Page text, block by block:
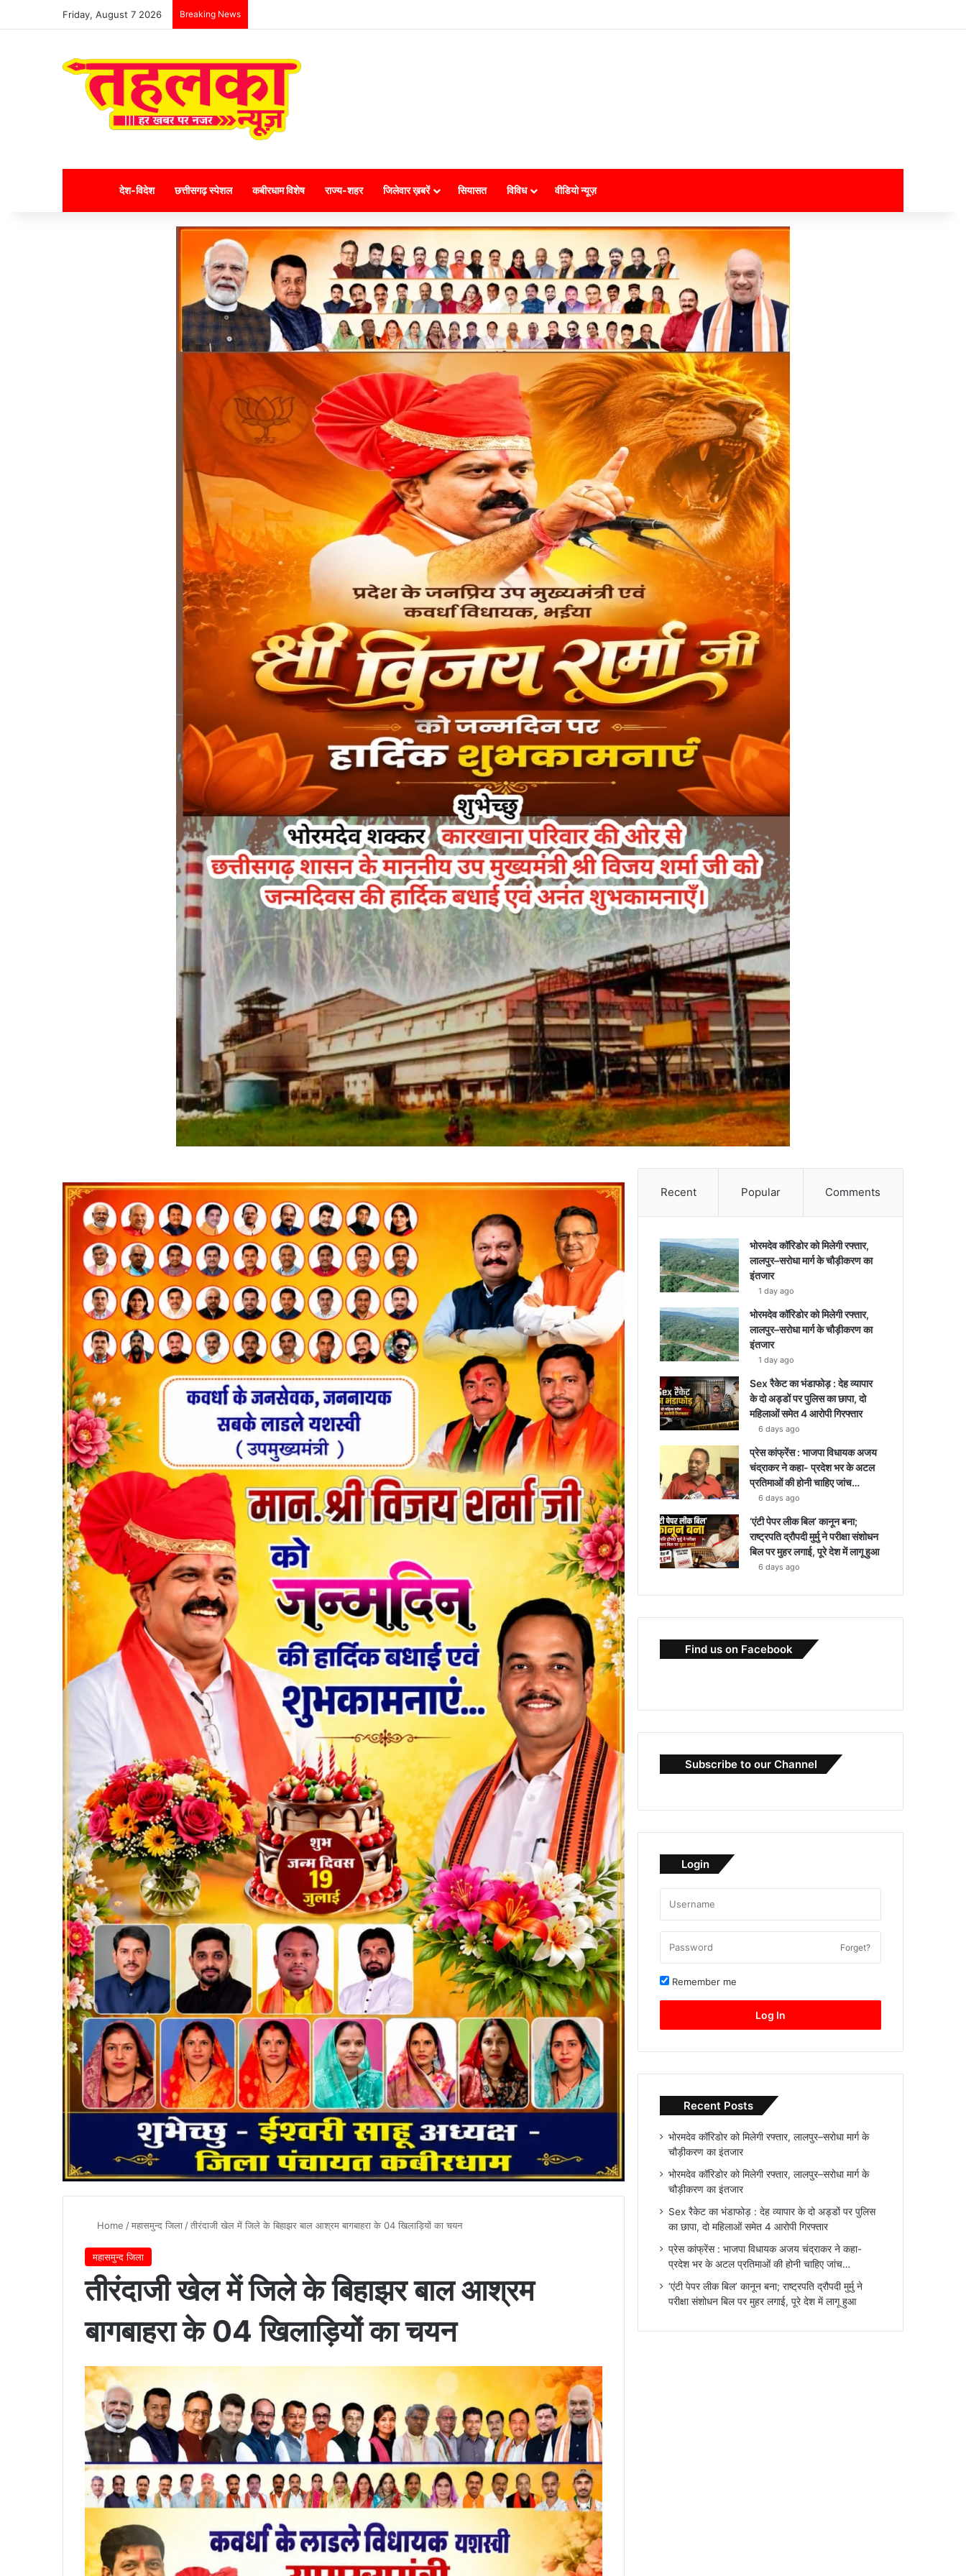
Friday, August 7 2026 Breaking News
Homeदेश-विदेश छत्तीसगढ़ स्पेशल कबीरधाम विशेष राज्य-शहर जिलेवार ख़बरें सियासत विविध वीडियो न्यूज़
Home /महासमुन्द जिला/तीरंदाजी खेल में जिले के बिहाझर बाल आश्रम बागबाहरा के 04 खिलाड़ियों का चयन
महासमुन्द जिला
तीरंदाजी खेल में जिले के बिहाझर बाल आश्रम
बागबाहरा के 04 खिलाड़ियों का चयन
Recent Popular Comments
भोरमदेव कॉरिडोर को मिलेगी रफ्तार,
लालपुर–सरोधा मार्ग के चौड़ीकरण का
इंतजार
1 day ago
भोरमदेव कॉरिडोर को मिलेगी रफ्तार,
लालपुर–सरोधा मार्ग के चौड़ीकरण का
इंतजार
1 day ago
Sex रैकेट का भंडाफोड़ : देह व्यापार
के दो अड्डों पर पुलिस का छापा, दो
महिलाओं समेत 4 आरोपी गिरफ्तार
6 days ago
प्रेस कांफ्रेंस : भाजपा विधायक अजय
चंद्राकर ने कहा- प्रदेश भर के अटल
प्रतिमाओं की होनी चाहिए जांच…
6 days ago
‘एंटी पेपर लीक बिल’ कानून बना;
राष्ट्रपति द्रौपदी मुर्मु ने परीक्षा संशोधन
बिल पर मुहर लगाई, पूरे देश में लागू हुआ
6 days ago
Find us on Facebook
Subscribe to our Channel
Login
Forget?
Remember me
Log In
Recent Posts
भोरमदेव कॉरिडोर को मिलेगी रफ्तार, लालपुर–सरोधा मार्ग के
चौड़ीकरण का इंतजार
भोरमदेव कॉरिडोर को मिलेगी रफ्तार, लालपुर–सरोधा मार्ग के
चौड़ीकरण का इंतजार
Sex रैकेट का भंडाफोड़ : देह व्यापार के दो अड्डों पर पुलिस
का छापा, दो महिलाओं समेत 4 आरोपी गिरफ्तार
प्रेस कांफ्रेंस : भाजपा विधायक अजय चंद्राकर ने कहा-
प्रदेश भर के अटल प्रतिमाओं की होनी चाहिए जांच…
‘एंटी पेपर लीक बिल’ कानून बना; राष्ट्रपति द्रौपदी मुर्मु ने
परीक्षा संशोधन बिल पर मुहर लगाई, पूरे देश में लागू हुआ